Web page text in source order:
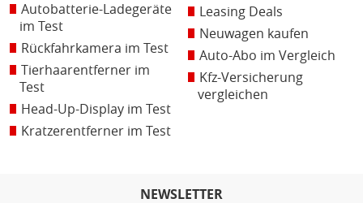
Autobatterie-Ladegeräte
im Test
Rückfahrkamera im Test
Tierhaarentferner im
Test
Head-Up-Display im Test
Kratzerentferner im Test
Leasing Deals
Neuwagen kaufen
Auto-Abo im Vergleich
Kfz-Versicherung
vergleichen
NEWSLETTER